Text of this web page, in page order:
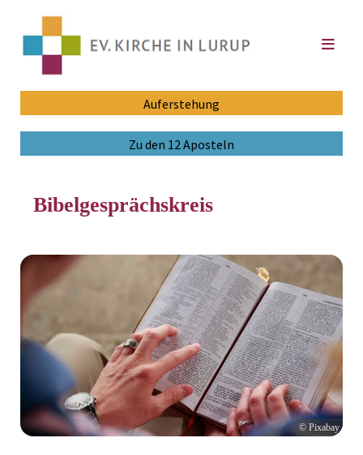
Auferstehung
Zu den 12 Aposteln
Bibelgesprächskreis
© Pixabay